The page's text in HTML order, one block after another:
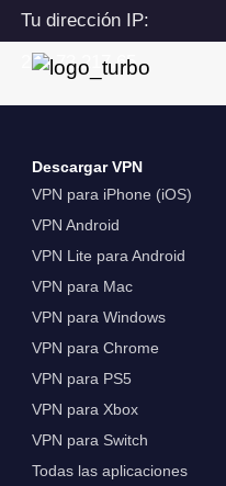
Tu dirección IP:
216.73.217.65
Descargar VPN
VPN para iPhone (iOS)
VPN Android
VPN Lite para Android
VPN para Mac
VPN para Windows
VPN para Chrome
VPN para PS5
VPN para Xbox
VPN para Switch
Todas las aplicaciones